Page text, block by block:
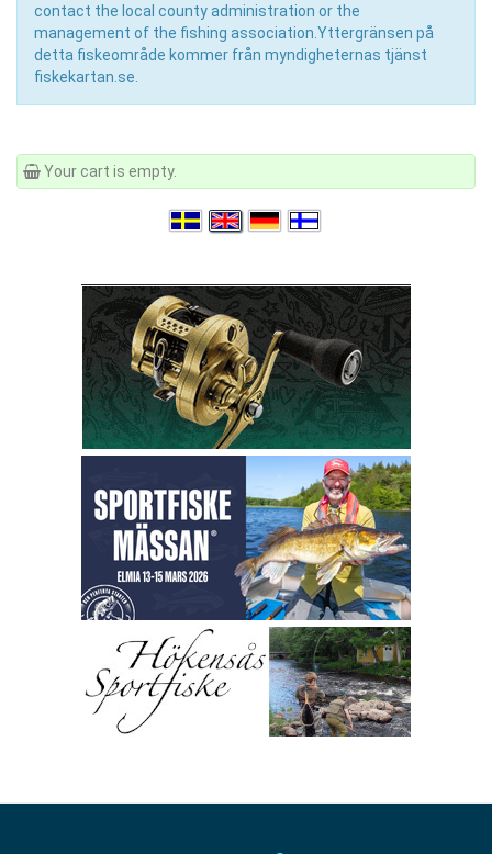
contact the local county administration or the
management of the fishing association.Yttergränsen på
detta fiskeområde kommer från myndigheternas tjänst
fiskekartan.se.
Your cart is empty.